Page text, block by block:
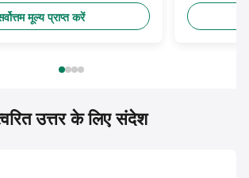
मूल्य प्राप्त करें
उत्तर के लिए संदेश